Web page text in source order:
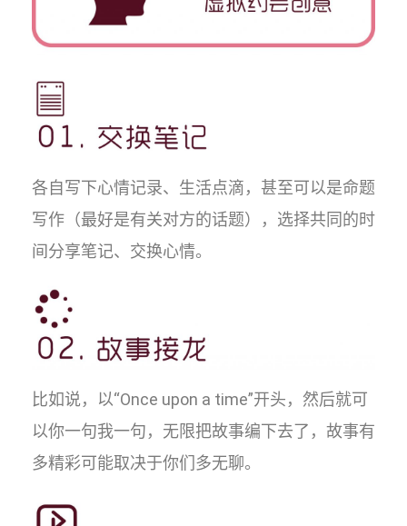
各自写下心情记录、生活点滴，甚至可以是命题
写作（最好是有关对方的话题），选择共同的时
间分享笔记、交换心情。
比如说，以“Once upon a time”开头，然后就可
以你一句我一句，无限把故事编下去了，故事有
多精彩可能取决于你们多无聊。